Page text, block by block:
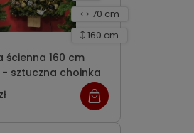
PE - sztuczna choinka
160 cm
70 cm